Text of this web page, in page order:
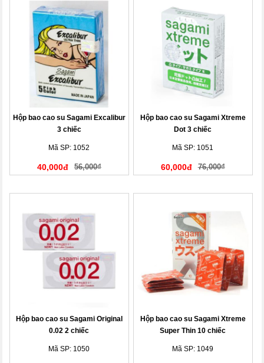
Hộp bao cao su Sagami Excalibur
3 chiếc
Mã SP: 1052
40,000đ 56,000₫
Hộp bao cao su Sagami Xtreme
Dot 3 chiếc
Mã SP: 1051
60,000đ 76,000₫
Hộp bao cao su Sagami Original
0.02 2 chiếc
Mã SP: 1050
Hộp bao cao su Sagami Xtreme
Super Thin 10 chiếc
Mã SP: 1049